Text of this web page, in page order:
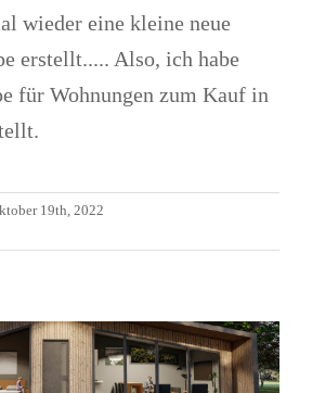
wieder eine kleine neue
erstellt..... Also, ich habe
für Wohnungen zum Kauf in
19th, 2022
in Dapčevići